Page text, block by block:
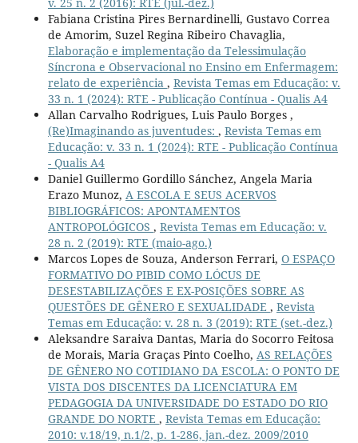
Fabiana Cristina Pires Bernardinelli, Gustavo Correa
de Amorim, Suzel Regina Ribeiro Chavaglia,
Elaboração e implementação da Telessimulação
Síncrona e Observacional no Ensino em Enfermagem:
relato de experiência , Revista Temas em Educação: v.
33 n. 1 (2024): RTE - Publicação Contínua - Qualis A4
Allan Carvalho Rodrigues, Luis Paulo Borges ,
(Re)Imaginando as juventudes: , Revista Temas em
Educação: v. 33 n. 1 (2024): RTE - Publicação Contínua
- Qualis A4
Daniel Guillermo Gordillo Sánchez, Angela Maria
Erazo Munoz, A ESCOLA E SEUS ACERVOS
BIBLIOGRÁFICOS: APONTAMENTOS
ANTROPOLÓGICOS , Revista Temas em Educação: v.
28 n. 2 (2019): RTE (maio-ago.)
Marcos Lopes de Souza, Anderson Ferrari, O ESPAÇO
FORMATIVO DO PIBID COMO LÓCUS DE
DESESTABILIZAÇÕES E EX-POSIÇÕES SOBRE AS
QUESTÕES DE GÊNERO E SEXUALIDADE , Revista
Temas em Educação: v. 28 n. 3 (2019): RTE (set.-dez.)
Aleksandre Saraiva Dantas, Maria do Socorro Feitosa
de Morais, Maria Graças Pinto Coelho, AS RELAÇÕES
DE GÊNERO NO COTIDIANO DA ESCOLA: O PONTO DE
VISTA DOS DISCENTES DA LICENCIATURA EM
PEDAGOGIA DA UNIVERSIDADE DO ESTADO DO RIO
GRANDE DO NORTE , Revista Temas em Educação:
2010: v.18/19, n.1/2, p. 1-286, jan.-dez. 2009/2010